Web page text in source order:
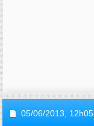
05/06/2013, 12h05